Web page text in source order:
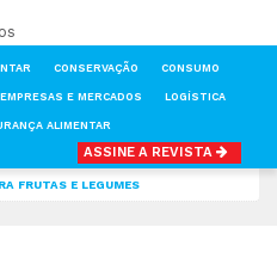
CONSERVAÇÃO CONSUMO
EMPRESAS E MERCADOS LOGÍSTICA
ALIMENTAR
ASSINE A REVISTA
E ENGARRAFAMENTO
FRUTAS E LEGUMES